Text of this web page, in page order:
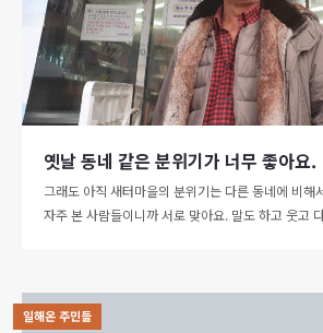
옛날 동네 같은 분위기가 너무 좋아요.
그래도 아직 새터마을의 분위기는 다른 동네에 비해
자주 본 사람들이니까 서로 맞아요. 말도 하고 웃고
일해온 주민들